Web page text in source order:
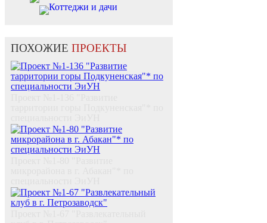
Коттеджи и дачи
ПОХОЖИЕ ПРОЕКТЫ